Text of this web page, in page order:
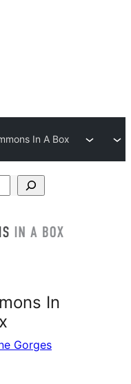
In A Box
In
Gorges